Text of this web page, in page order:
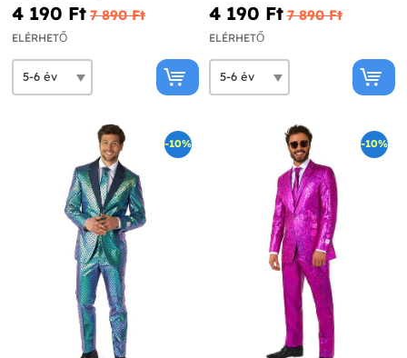
4 190 Ft‎ 7 890 Ft‎
ELÉRHETŐ
4 190 Ft‎ 7 890 Ft‎
ELÉRHETŐ
-10% -10%